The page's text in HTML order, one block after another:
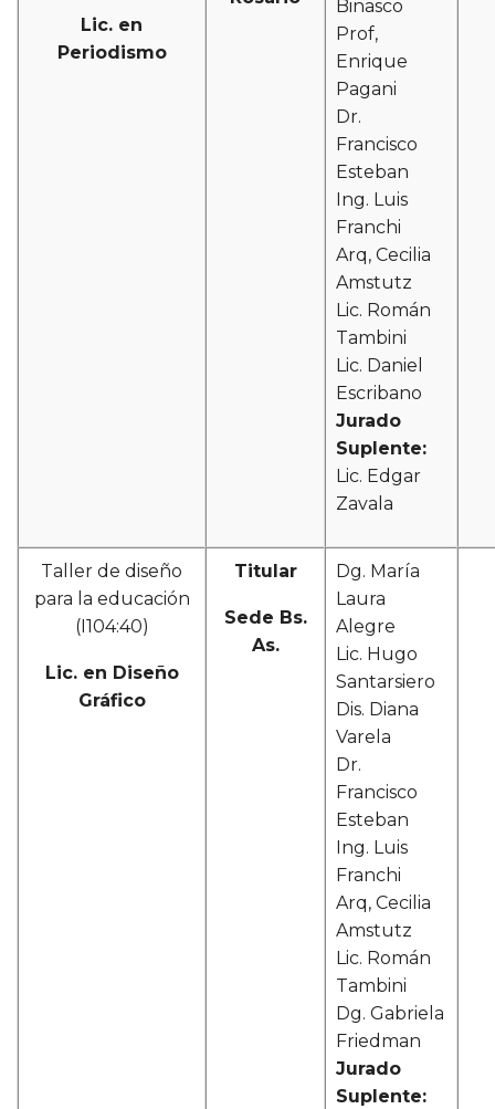
Lic. en
Periodismo
Binasco
Prof,
Enrique
Pagani
Dr.
Francisco
Esteban
Ing. Luis
Franchi
Arq, Cecilia
Amstutz
Lic. Román
Tambini
Lic. Daniel
Escribano
Jurado
Suplente:
Lic. Edgar
Zavala
Taller de diseño
para la educación
(I104:40)
Lic. en Diseño
Gráfico
Titular
Sede Bs.
As.
Dg. María
Laura
Alegre
Lic. Hugo
Santarsiero
Dis. Diana
Varela
Dr.
Francisco
Esteban
Ing. Luis
Franchi
Arq, Cecilia
Amstutz
Lic. Román
Tambini
Dg. Gabriela
Friedman
Jurado
Suplente: